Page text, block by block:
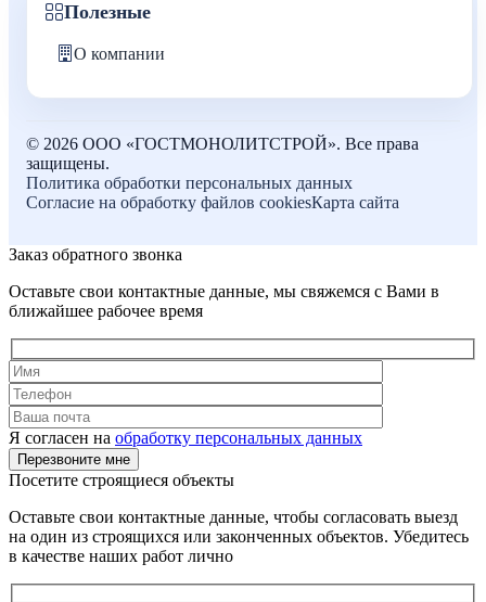
Полезные
О компании
© 2026 ООО «ГОСТМОНОЛИТСТРОЙ». Все права
защищены.
Политика обработки персональных данных
Согласие на обработку файлов cookiesКарта сайта
Заказ обратного звонка
Оставьте свои контактные данные, мы свяжемся с Вами в
ближайшее рабочее время
Я согласен на обработку персональных данных
Посетите строящиеся объекты
Оставьте свои контактные данные, чтобы согласовать выезд
на один из строящихся или законченных объектов. Убедитесь
в качестве наших работ лично